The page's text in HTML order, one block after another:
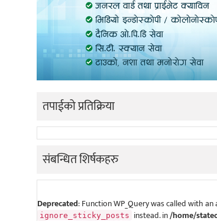
तपाईको प्रतिक्रिया
संबन्धित शिर्षकहरु
Deprecated: Function WP_Query was called with
ignore_sticky_posts instead. in/home/